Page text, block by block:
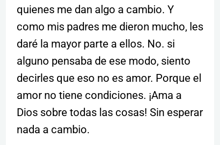
quienes me dan algo a cambio. Y
como mis padres me dieron mucho, les
daré la mayor parte a ellos. No. si
alguno pensaba de ese modo, siento
decirles que eso no es amor. Porque el
amor no tiene condiciones. ¡Ama a
Dios sobre todas las cosas! Sin esperar
nada a cambio.